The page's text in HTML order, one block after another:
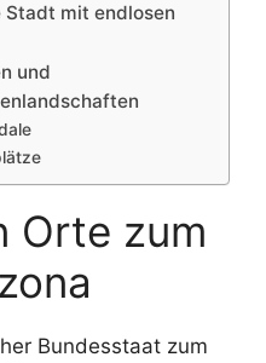
Stadt mit endlosen
und
Orte zum
Bundesstaat zum